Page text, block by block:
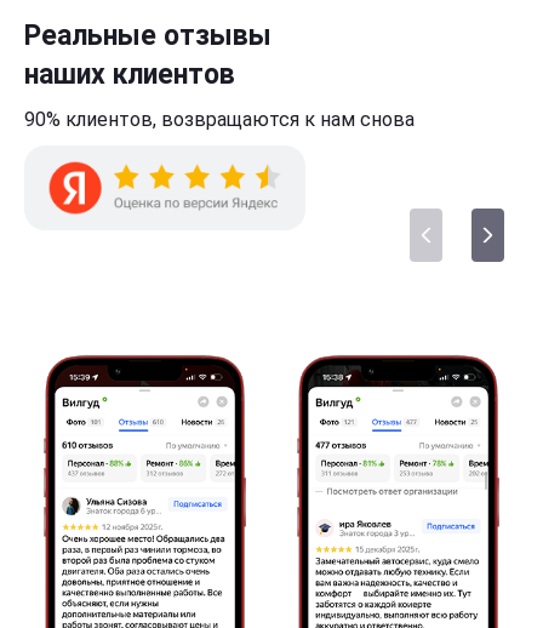
Реальные отзывы
наших клиентов
90% клиентов, возвращаются к нам снова